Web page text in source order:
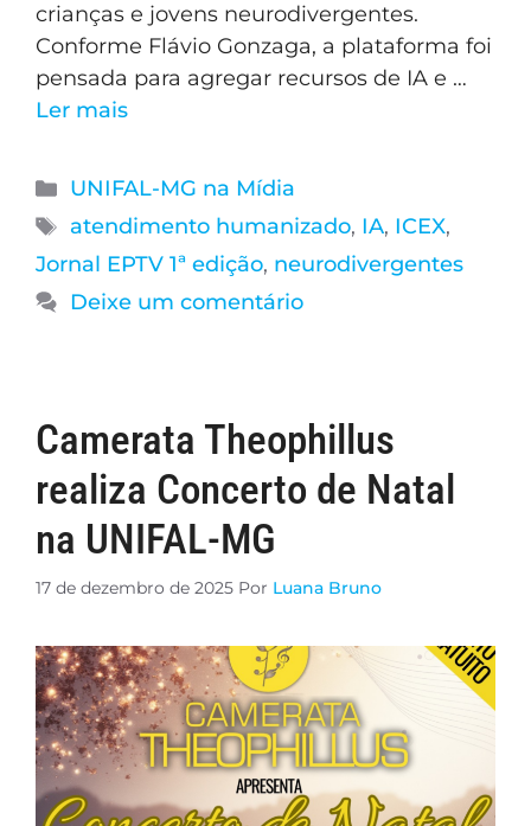
crianças e jovens neurodivergentes.
Conforme Flávio Gonzaga, a plataforma foi
pensada para agregar recursos de IA e …
Ler mais
UNIFAL-MG na Mídia
atendimento humanizado, IA, ICEX,
Jornal EPTV 1ª edição, neurodivergentes
Deixe um comentário
Camerata Theophillus
realiza Concerto de Natal
na UNIFAL-MG
17 de dezembro de 2025 Por Luana Bruno